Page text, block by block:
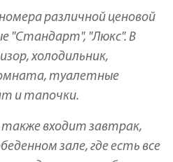
различной ценовой
"Стандарт", "Люкс". В
холодильник,
туалетные
и тапочки.
входит завтрак,
зале, где есть все